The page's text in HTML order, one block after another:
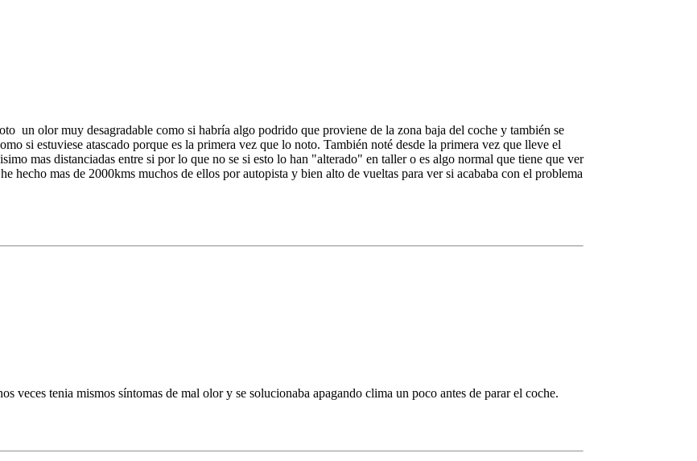
un olor muy desagradable como si habría algo podrido que proviene de la zona baja del coche y también se
si estuviese atascado porque es la primera vez que lo noto. También noté desde la primera vez que lleve el
mas distanciadas entre si por lo que no se si esto lo han "alterado" en taller o es algo normal que tiene que ver
hecho mas de 2000kms muchos de ellos por autopista y bien alto de vueltas para ver si acababa con el problema
veces tenia mismos síntomas de mal olor y se solucionaba apagando clima un poco antes de parar el coche.